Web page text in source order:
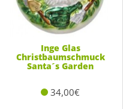
Inge Glas
Christbaumschmuck
Santa´s Garden
34,00€